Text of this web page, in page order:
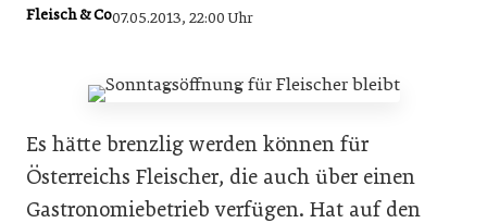
Fleisch & Co07.05.2013, 22:00 Uhr
Es hätte brenzlig werden können für
Österreichs Fleischer, die auch über einen
Gastronomiebetrieb verfügen. Hat auf den